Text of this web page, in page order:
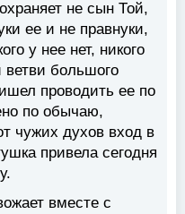
не сын Той,
ее и не правнуки,
у нее нет, никого
ветви большого
проводить ее по
по обычаю,
чужих духов вход в
привела сегодня
вместе с